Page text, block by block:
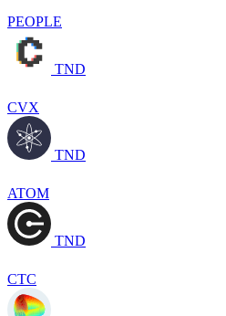
PEOPLE
TND
CVX
TND
ATOM
TND
CTC